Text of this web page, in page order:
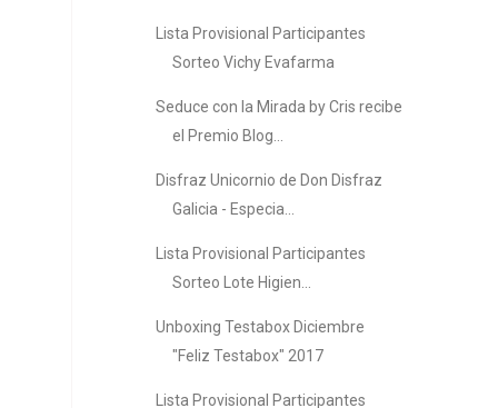
Lista Provisional Participantes
Sorteo Vichy Evafarma
Seduce con la Mirada by Cris recibe
el Premio Blog...
Disfraz Unicornio de Don Disfraz
Galicia - Especia...
Lista Provisional Participantes
Sorteo Lote Higien...
Unboxing Testabox Diciembre
"Feliz Testabox" 2017
Lista Provisional Participantes